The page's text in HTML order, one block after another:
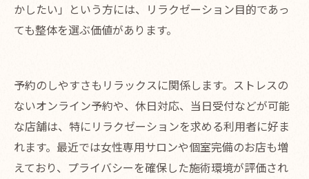
かしたい」という方には、リラクゼーション目的であっ
ても整体を選ぶ価値があります。
予約のしやすさもリラックスに関係します。ストレスの
ないオンライン予約や、休日対応、当日受付などが可能
な店舗は、特にリラクゼーションを求める利用者に好ま
れます。最近では女性専用サロンや個室完備のお店も増
えており、プライバシーを確保した施術環境が評価され